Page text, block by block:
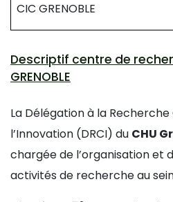
CIC GRENOBLE
Descriptif centre de
GRENOBLE
La Délégation à la
l’Innovation (DRCI) du CHU
chargée de l’organisation et
activités de recherche au sein